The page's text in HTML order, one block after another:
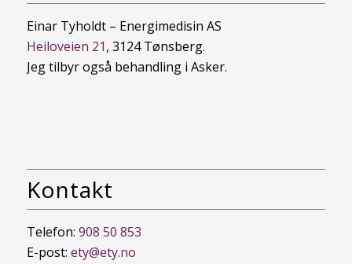
Einar Tyholdt – Energimedisin AS
Heiloveien 21, 3124 Tønsberg.
Jeg tilbyr også behandling i Asker.
Kontakt
Telefon: 908 50 853
E-post: ety@ety.no